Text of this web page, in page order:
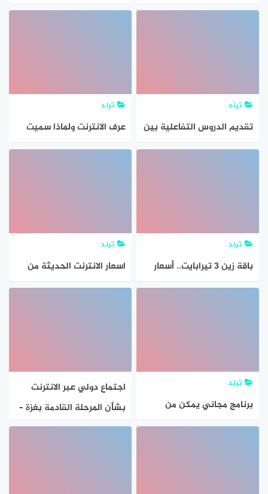
مخترع الانترنت
وتصاميم حية عبر الانترنت (
ترند
تقديم الدروس التفاعلية بين
المعلم وَ طلابه عن طريق
ترند
عرف الانترنت ولماذا سميت
الانترنت بهذا الاسم ؟
ترند
باقة زين 3 تيرابايت.. أسعار
باقات الانترنت في السعودية
ترند
اسعار الانترنت الحديثة من
we 2020
ترند
برنامج مجاني يمكن من
خلاله اجراء اجتماعات عبر
اجتماع دولي عبر الانترنت
بشأن المرحلة القادمة بغزة –
جاوبني